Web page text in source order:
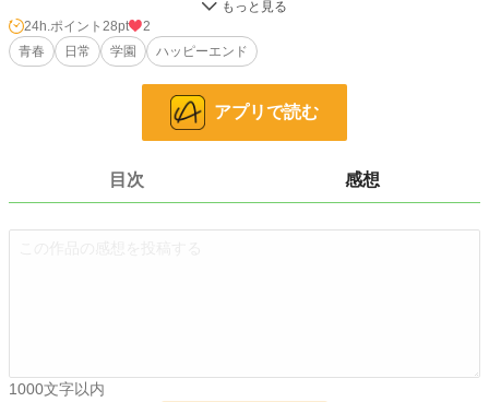
お気に入り 7
初回公開日時 2026.03.19 18:23
24h.ポイント 28pt
2
青春
日常 学園 ハッピーエンド
アプリで読む
目次 感想
1000文字以内